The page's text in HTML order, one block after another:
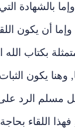
وإما بالشهادة
أن يكون
بكتاب
يكون
مسلم الرد
اللقاء